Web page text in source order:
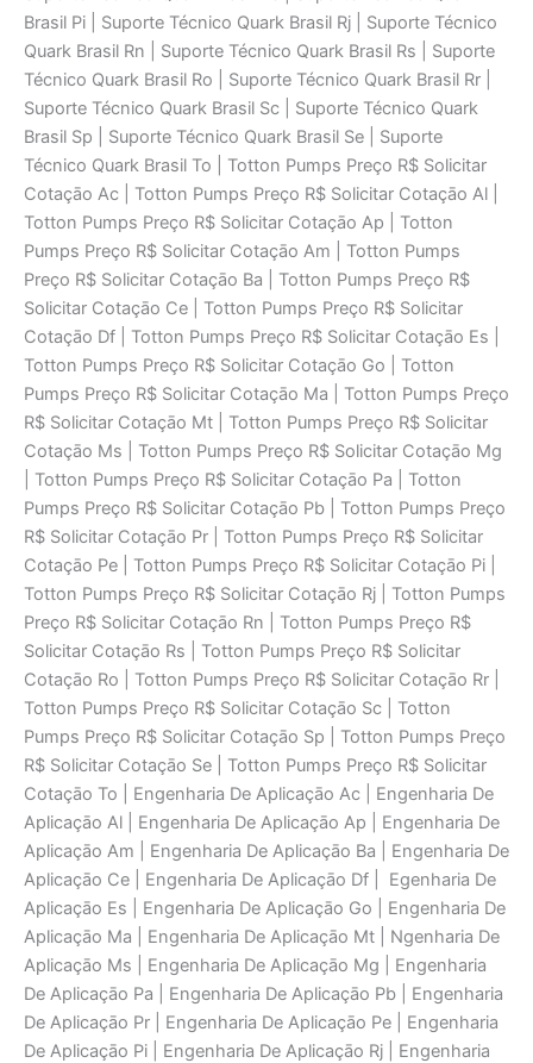
Brasil Pi | Suporte Técnico Quark Brasil Rj | Suporte Técnico
Quark Brasil Rn | Suporte Técnico Quark Brasil Rs | Suporte
Técnico Quark Brasil Ro | Suporte Técnico Quark Brasil Rr |
Suporte Técnico Quark Brasil Sc | Suporte Técnico Quark
Brasil Sp | Suporte Técnico Quark Brasil Se | Suporte
Técnico Quark Brasil To | Totton Pumps Preço R$ Solicitar
Cotaçāo Ac | Totton Pumps Preço R$ Solicitar Cotaçāo Al |
Totton Pumps Preço R$ Solicitar Cotaçāo Ap | Totton
Pumps Preço R$ Solicitar Cotaçāo Am | Totton Pumps
Preço R$ Solicitar Cotaçāo Ba | Totton Pumps Preço R$
Solicitar Cotaçāo Ce | Totton Pumps Preço R$ Solicitar
Cotaçāo Df | Totton Pumps Preço R$ Solicitar Cotaçāo Es |
Totton Pumps Preço R$ Solicitar Cotaçāo Go | Totton
Pumps Preço R$ Solicitar Cotaçāo Ma | Totton Pumps Preço
R$ Solicitar Cotaçāo Mt | Totton Pumps Preço R$ Solicitar
Cotaçāo Ms | Totton Pumps Preço R$ Solicitar Cotaçāo Mg
| Totton Pumps Preço R$ Solicitar Cotaçāo Pa | Totton
Pumps Preço R$ Solicitar Cotaçāo Pb | Totton Pumps Preço
R$ Solicitar Cotaçāo Pr | Totton Pumps Preço R$ Solicitar
Cotaçāo Pe | Totton Pumps Preço R$ Solicitar Cotaçāo Pi |
Totton Pumps Preço R$ Solicitar Cotaçāo Rj | Totton Pumps
Preço R$ Solicitar Cotaçāo Rn | Totton Pumps Preço R$
Solicitar Cotaçāo Rs | Totton Pumps Preço R$ Solicitar
Cotaçāo Ro | Totton Pumps Preço R$ Solicitar Cotaçāo Rr |
Totton Pumps Preço R$ Solicitar Cotaçāo Sc | Totton
Pumps Preço R$ Solicitar Cotaçāo Sp | Totton Pumps Preço
R$ Solicitar Cotaçāo Se | Totton Pumps Preço R$ Solicitar
Cotaçāo To | Engenharia De Aplicaçāo Ac | Engenharia De
Aplicaçāo Al | Engenharia De Aplicaçāo Ap | Engenharia De
Aplicaçāo Am | Engenharia De Aplicaçāo Ba | Engenharia De
Aplicaçāo Ce | Engenharia De Aplicaçāo Df | Egenharia De
Aplicaçāo Es | Engenharia De Aplicaçāo Go | Engenharia De
Aplicaçāo Ma | Engenharia De Aplicaçāo Mt | Ngenharia De
Aplicaçāo Ms | Engenharia De Aplicaçāo Mg | Engenharia
De Aplicaçāo Pa | Engenharia De Aplicaçāo Pb | Engenharia
De Aplicaçāo Pr | Engenharia De Aplicaçāo Pe | Engenharia
De Aplicaçāo Pi | Engenharia De Aplicaçāo Rj | Engenharia